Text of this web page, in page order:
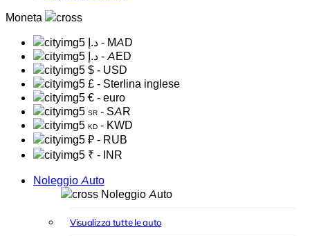
Moneta
د.إ - MAD
د.إ - AED
$ - USD
£ - Sterlina inglese
€ - euro
SR - SAR
KD - KWD
₽ - RUB
₹ - INR
Noleggio Auto
Noleggio Auto
Visualizza tutte le auto